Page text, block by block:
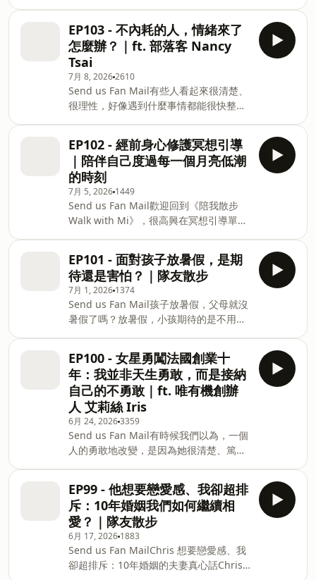
批判自己的聲音反而愈來愈大。李瑜並沒
有讓那個自我懷疑的聲音消失。她與批判
聲和解，因為那個聲音曾經推著她往前，
她也知道這個批判聲不會走、也不用走。
或許真正的和解，不是從此不再害怕、不
再懷疑，而是終於能在這些聲音出現時，
依然記得：最初的我，早已足夠好了。⏰
節目更新時間【常態節目】：每週三晚上
8點更新【冥想引導】：每月第一個週日
晚上8點更新📢 你可以在這裡找到我：🔹
IG / FB
看書、上課、分析情緒，下載更多新的
「軟體」，希望有一天可以靠一個更厲害
的道理，把自己從痛苦裡拉出來。但這集
的來賓：商學院出身的心靈作家－柚子
甜，在這集提醒我們：也許不是你不懂，
而是承接這些道理的身體，已經太累了。
柚子甜去印度修行期間，體悟到當睡眠不
足、神經緊繃，生活長期處在消耗裡，再
好的方法也很難真正運作。就像一台多年
沒有更新的電腦，硬要跑最新的程式，不
是程式不好，而是硬體需要先被照顧。所
以，當你又開始責怪自己「為什麼還沒想
通」，也許可以先停一下。這集的最後，
柚子甜不是提出「人生應該怎麼選」的標
準答案，反而回到很基本的事情，提醒我
們：好好吃飯、好好睡覺，讓身體活動，
減少過度刺激，也讓自己多接觸陽光、自
然和真正能恢復能量的生活。⏰節目更新
時間【常態節目】：每週三晚上8點
EP103 - 不內耗的人，情緒來了
怎麼辦？｜ft. 部落客 Nancy
Tsai
7月 8, 20262610
Send us Fan Mail有些人看起來很清楚、
很理性，好像遇到什麼事情都能很快整理
「不內耗」，並不是沒有情緒，而是她選
擇躲起來哭、難過，等情緒過後，再回來
解決問題。這一集邀請部落客 Nancy
Tsai，聊她從無名小站，如何一步步開始
的自媒體之路，也聊婚姻、育兒、工作與
自我覺察。Nancy Tsai 坦承，自己不是一
個很會安慰人的人，也不是共感很高的
人，但她願意學習，願意在關係裡看見自
己的盲點。我們也聊到育兒裡的責任感、
界線，以及面對網路聲音時，怎麼面對外
界批評。也許這集會讓你想起自己正在練
習的某個部分：練習不被情緒吞沒，練習
不被別人的聲音帶走，也練習在越來越了
解自己的路上，慢慢成為自己也喜歡的
人。⏰節目更新時間【常態節目】：每週
三晚上8點更新【冥想引導】：每雙週、
週日晚上8點更新📢 你可以在這裡找到
我：🔹 IG / FB / YouTube：Mic
EP102 - 經前身心修護冥想引導
｜陪伴自己度過每一個月亮低潮
的時刻
7月 5, 2026 1449
Send us Fan Mail歡迎回到《陪我散步
Walk with Mi》，很高興在冥想引導單元
「經前身心修護冥想」的練習。經前的疲
憊、低落、莫名想哭的時刻又來了嗎？ 這
集冥想，想陪你重新看待經前期這段時
間。那些突如其來的煩躁、敏感、脆弱，
不是你變糟了，是身體在用它的節奏，提
醒你該慢下來、往內看看自己了。如果把
生理週期想成四季，經前期大概就是秋冬
交界的那個轉折——不是力量在流失，而
是能量正從外面，慢慢收回到自己身上。
這段冥想中，我們會一起：✦ 理解經前期
身心變化背後的生理與心理機制✦ 透過呼
吸，允許自己慢下來✦ 用身體掃描，陪伴
疲憊、痠痛與不適的身體✦ 接納那些平時
不允許自己感受的情緒✦ 練習把光收回自
己身上，溫柔地陪伴此刻的自己如果你正
在經歷PMS、情緒低潮、莫名的焦慮，或
只是想在忙碌生活裡，留一小塊時間給自
己——希望這段冥想，能是你每個月都能
回來
EP101 - 面對孩子放暑假，是期
待還是害怕？｜隊友散步
7月 1, 2026 1374
Send us Fan Mail孩子放暑假，父母就沒
暑假了嗎？放暑假，小孩期待的是不用上
媽來說，暑假常常代表另一種行程開始
了：誰要接送？要報什麼課？工作怎麼
辦？家裡怎麼突然一整天都有人？這集隊
友散步，林萱和 Chris 聊三個小孩放暑假
前的心情。從第一次在台灣面對暑假的措
手不及，到後來才知道夏令營要提早搶、
活動要一週一週安排，也聊到夫妻兩個人
對「暑假」的感受差異：一個已經開始焦
慮，一個覺得應該可以再等等。可是聊著
聊著，這集慢慢不只是在講暑假怎麼排，
而是在講父母怎麼面對孩子一整天綁在一
起的焦慮。有時候我們緊張的不是孩子在
家，而是我們害怕自己沒有耐心；不是不
想陪孩子，而是也想保留一點自己的時
間；不是一定要當完美的爸媽，而是希望
在混亂裡，還能找到一種比較不把自己逼
EP100 - 女星勇闖法國創業十
年：我並非天生勇敢，而是接納
自己的不勇敢｜ft. 唯有機創辦
人 艾莉絲 Iris
6月 24, 20263359
Send us Fan Mail有時候我們以為，一個
人的勇敢地改變，是因為她很清楚、篤定
藝人轉去創業有機保養品，從台灣飛到法
國，從熟悉的工作節奏，走進完全陌生的
商業世界。聽起來好像很勇敢，也好像很
有計畫。但這集聽艾莉絲聊起來，才發現
很多時是關關難過關關過。艾莉絲的女兒
從小有嚴重的異位性皮膚炎，嚴重到耳垂
裂開、流血，後來因緣際會在法國接觸到
EP99 - 他想要戀愛感、我卻超排
斥：10年婚姻我們如何繼續相
愛？｜隊友散步
6月 17, 2026 1883
Send us Fan MailChris 想要戀愛感、我
卻超排斥：10年婚姻的夫妻真心話Chris